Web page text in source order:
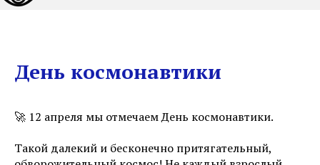
День космонавтики
🚀 12 апреля мы отмечаем День космонавтики.
Такой далекий и бесконечно притягательный,